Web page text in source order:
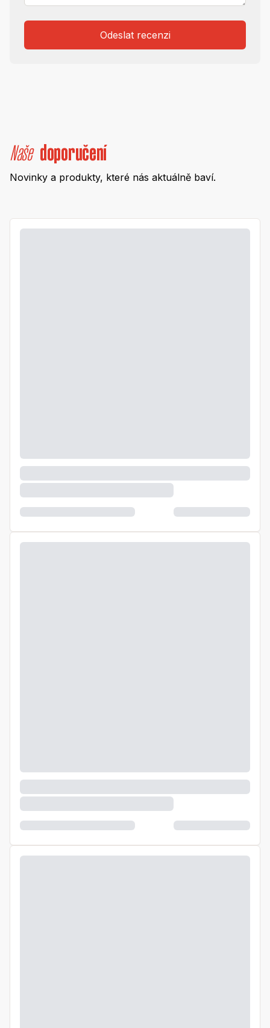
Odeslat recenzi
Naše doporučení
Novinky a produkty, které nás aktuálně baví.